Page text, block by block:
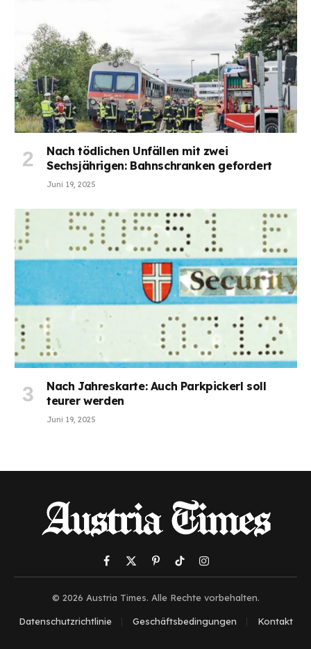
Nach tödlichen Unfällen mit zwei
Sechsjährigen: Bahnschranken gefordert
Juni 19, 2025
Nach Jahreskarte: Auch Parkpickerl soll
teurer werden
Juni 19, 2025
Facebook
X
PinterestTikTokInstagram
© 2026 Austria Times. Alle Rechte vorbehalten.
Datenschutzrichtlinie Geschäftsbedingungen Kontakt